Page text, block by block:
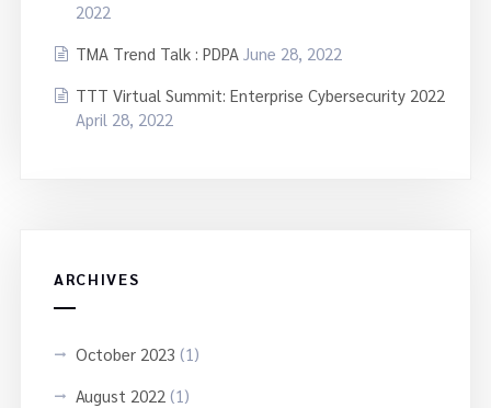
2022
TMA Trend Talk : PDPA June 28, 2022
TTT Virtual Summit: Enterprise Cybersecurity 2022
April 28, 2022
ARCHIVES
October 2023 (1)
August 2022 (1)